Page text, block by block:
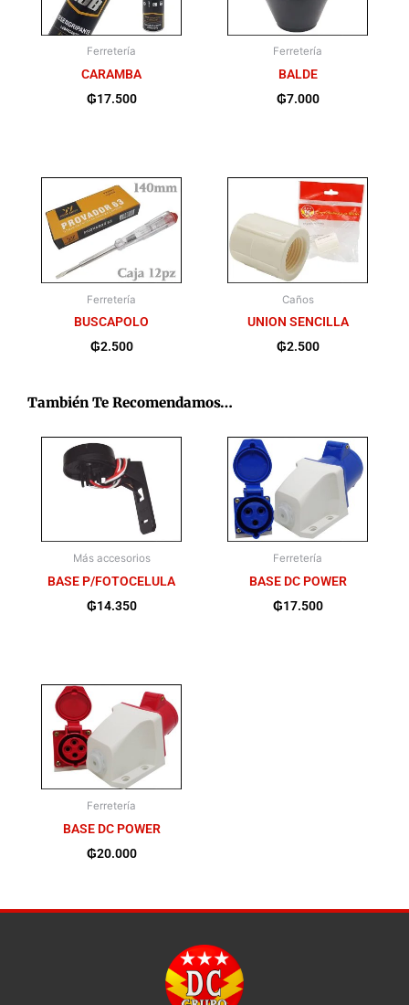
Ferretería
CARAMBA
₲17.500
Ferretería
BALDE
₲7.000
Ferretería
BUSCAPOLO
₲2.500
Caños
UNION SENCILLA
₲2.500
También Te Recomendamos…
Más accesorios
BASE P/FOTOCELULA
₲14.350
Ferretería
BASE DC POWER
₲17.500
Ferretería
BASE DC POWER
₲20.000